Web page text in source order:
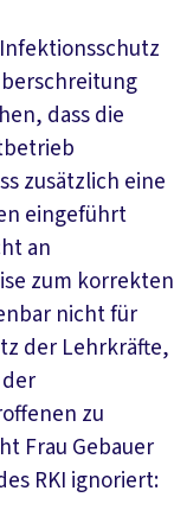
dass die
zusätzlich eine
eingeführt
an
zum korrekten
nicht für
der Lehrkräfte,
zu
Frau Gebauer
RKI ignoriert: